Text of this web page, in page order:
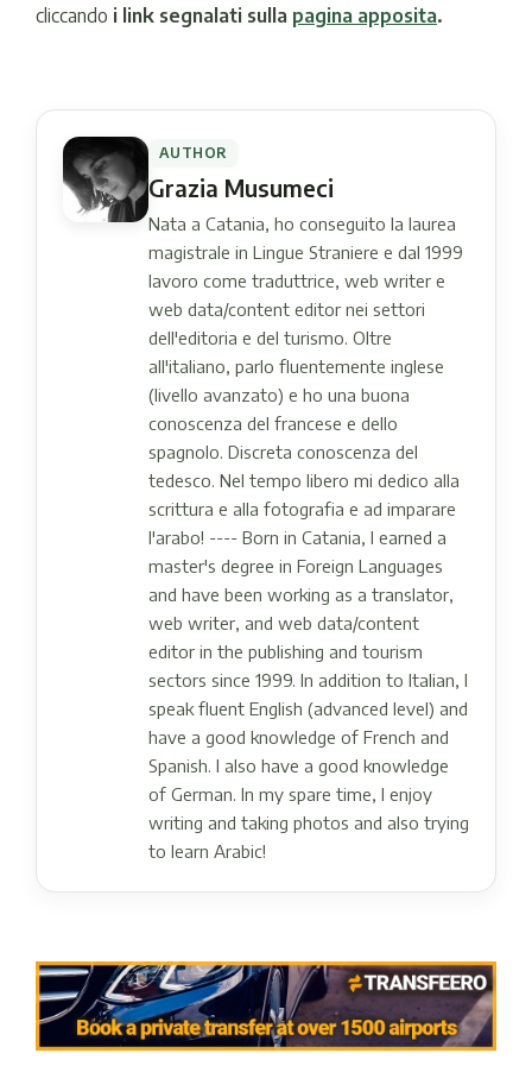
cliccando i link segnalati sulla pagina apposita.
AUTHOR
Grazia Musumeci
Nata a Catania, ho conseguito la laurea
magistrale in Lingue Straniere e dal 1999
lavoro come traduttrice, web writer e
web data/content editor nei settori
dell'editoria e del turismo. Oltre
all'italiano, parlo fluentemente inglese
(livello avanzato) e ho una buona
conoscenza del francese e dello
spagnolo. Discreta conoscenza del
tedesco. Nel tempo libero mi dedico alla
scrittura e alla fotografia e ad imparare
l'arabo! ---- Born in Catania, I earned a
master's degree in Foreign Languages ​​
and have been working as a translator,
web writer, and web data/content
editor in the publishing and tourism
sectors since 1999. In addition to Italian, I
speak fluent English (advanced level) and
have a good knowledge of French and
Spanish. I also have a good knowledge
of German. In my spare time, I enjoy
writing and taking photos and also trying
to learn Arabic!